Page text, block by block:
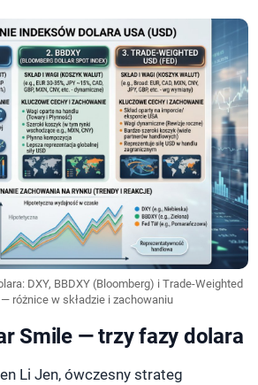
DXY, BBDXY (Bloomberg) i Trade-Weighted
— różnice w składzie i zachowaniu
Smile — trzy fazy dolara
Li Jen, ówczesny strateg